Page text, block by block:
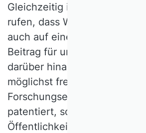
Gleichzeitig ist es wichtig, in
rufen, dass Wissenschaft
auch auf eine ganz andere
Beitrag für
darüber hinaus leisten: durch
möglichst freie und breite
Forschungsergebnisse.
patentiert, sondern frei
Öffentlichkeit zur Verfügung